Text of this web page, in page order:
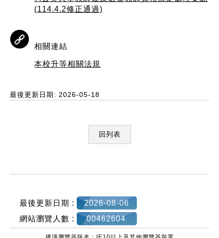
(114.4.2修正通過)
相關連結
本校升等相關法規
最後更新日期: 2026-05-18
回列表
最後更新日期 :
2026-08-06
網站瀏覽人數 :
00462604